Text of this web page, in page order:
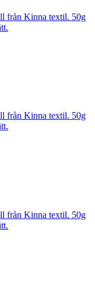
från Kinna textil. 50g
från Kinna textil. 50g
från Kinna textil. 50g